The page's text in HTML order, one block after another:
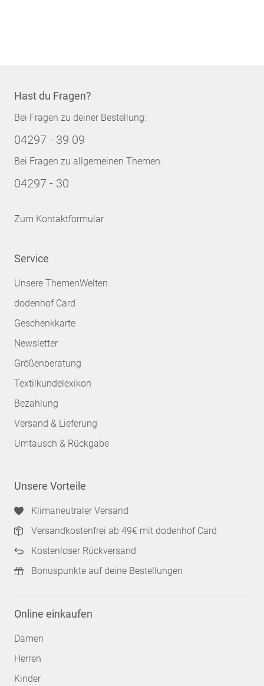
Hast du Fragen?
Bei Fragen zu deiner Bestellung:
04297 - 39 09
Bei Fragen zu allgemeinen Themen:
04297 - 30
Zum Kontaktformular
Service
Unsere ThemenWelten
dodenhof Card
Geschenkkarte
Newsletter
Größenberatung
Textilkundelexikon
Bezahlung
Versand & Lieferung
Umtausch & Rückgabe
Unsere Vorteile
Klimaneutraler Versand
Versandkostenfrei ab 49€ mit dodenhof Card
Kostenloser Rückversand
Bonuspunkte auf deine Bestellungen
Online einkaufen
Damen
Herren
Kinder